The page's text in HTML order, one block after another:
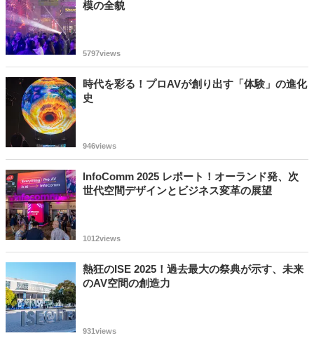
模の全貌
5797views
時代を彩る！プロAVが創り出す「体験」の進化
史
946views
InfoComm 2025 レポート！オーランド発、次
世代空間デザインとビジネス変革の展望
1012views
熱狂のISE 2025！過去最大の祭典が示す、未来
のAV空間の創造力
931views